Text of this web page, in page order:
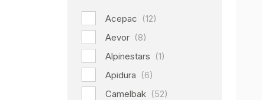
Acepac (12)
Aevor (8)
Alpinestars (1)
Apidura (6)
Camelbak (52)